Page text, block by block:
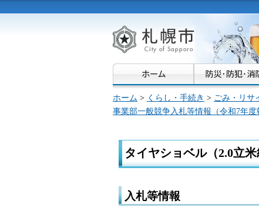
札幌市
ホーム > くらし・手続き > ごみ・リサ
事業部一般競争入札等情報（令和7年度
タイヤショベル（2.0立
入札等情報